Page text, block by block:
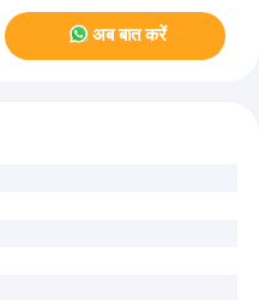
अब बात करें